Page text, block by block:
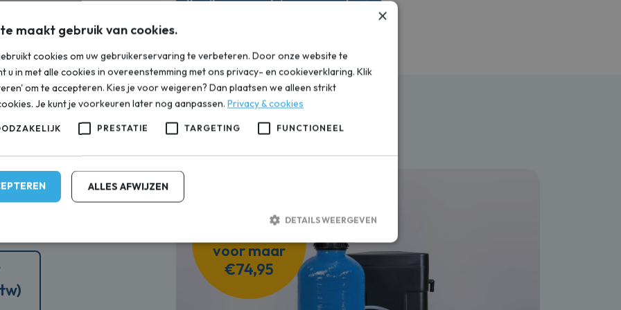
Ik wil graag advies op maat
voor je
te installeren, maar u
van garantie) de
Onderhoud +
1 jaar zout
voor maar
€74,95
×
maakt gebruik van cookies.
cookies om uw gebruikerservaring te verbeteren. Door onze website te
u in met alle cookies in overeenstemming met ons privacy- en cookieverklaring. Klik
om te accepteren. Kies je voor weigeren? Dan plaatsen we alleen strikt
Je kunt je voorkeuren later nog aanpassen. Privacy & cookies
PRESTATIE TARGETING FUNCTIONEEL
ALLES AFWIJZEN
DETAILS WEERGEVEN
Targeting Functioneel
cookies maken de kernfunctionaliteiten van de website mogelijk, zoals gebruikersaanmelding en
website kan niet goed worden gebruikt zonder de strikt noodzakelijke cookies.